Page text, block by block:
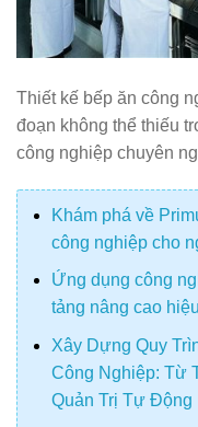
Thiết kế bếp ăn công
đoạn không thể thiếu
công nghiệp chuyên
Khám phá về
công nghiệp cho
Ứng dụng công
tảng nâng cao
Xây Dựng Quy
Công Nghiệp: Từ
Quản Trị Tự Động